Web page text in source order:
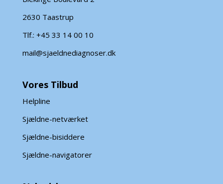
2630 Taastrup
Tlf.: +45 33 14 00 10
mail@sjaeldnediagnoser.dk
Vores Tilbud
Helpline
Sjældne-netværket
Sjældne-bisiddere
Sjældne-navigatorer